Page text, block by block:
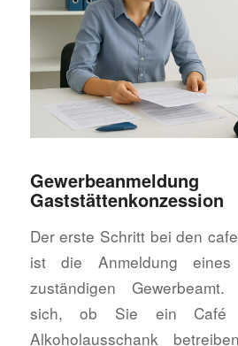
Gaststättenkonzession
Der erste Schritt bei den
ist die Anmeldung eines
zuständigen
sich, ob Sie ein Café
Alkoholausschank